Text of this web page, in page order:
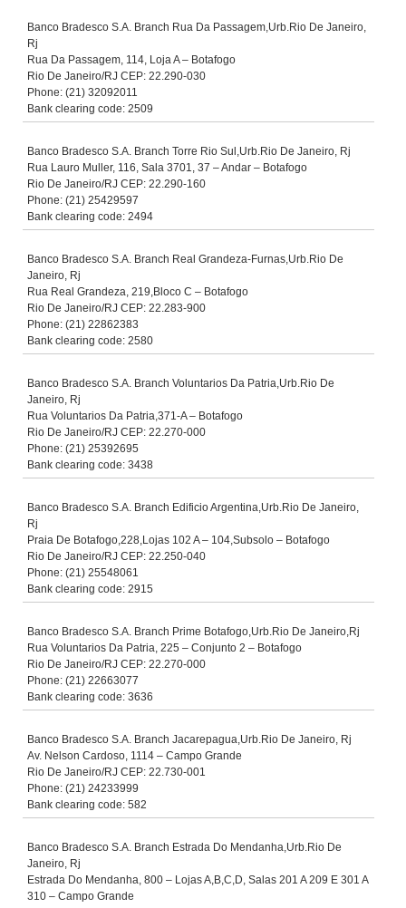
Banco Bradesco S.A. Branch Rua Da Passagem,Urb.Rio De Janeiro,
Rj
Rua Da Passagem, 114, Loja A – Botafogo
Rio De Janeiro/RJ CEP: 22.290-030
Phone: (21) 32092011
Bank clearing code: 2509
Banco Bradesco S.A. Branch Torre Rio Sul,Urb.Rio De Janeiro, Rj
Rua Lauro Muller, 116, Sala 3701, 37 – Andar – Botafogo
Rio De Janeiro/RJ CEP: 22.290-160
Phone: (21) 25429597
Bank clearing code: 2494
Banco Bradesco S.A. Branch Real Grandeza-Furnas,Urb.Rio De
Janeiro, Rj
Rua Real Grandeza, 219,Bloco C – Botafogo
Rio De Janeiro/RJ CEP: 22.283-900
Phone: (21) 22862383
Bank clearing code: 2580
Banco Bradesco S.A. Branch Voluntarios Da Patria,Urb.Rio De
Janeiro, Rj
Rua Voluntarios Da Patria,371-A – Botafogo
Rio De Janeiro/RJ CEP: 22.270-000
Phone: (21) 25392695
Bank clearing code: 3438
Banco Bradesco S.A. Branch Edificio Argentina,Urb.Rio De Janeiro,
Rj
Praia De Botafogo,228,Lojas 102 A – 104,Subsolo – Botafogo
Rio De Janeiro/RJ CEP: 22.250-040
Phone: (21) 25548061
Bank clearing code: 2915
Banco Bradesco S.A. Branch Prime Botafogo,Urb.Rio De Janeiro,Rj
Rua Voluntarios Da Patria, 225 – Conjunto 2 – Botafogo
Rio De Janeiro/RJ CEP: 22.270-000
Phone: (21) 22663077
Bank clearing code: 3636
Banco Bradesco S.A. Branch Jacarepagua,Urb.Rio De Janeiro, Rj
Av. Nelson Cardoso, 1114 – Campo Grande
Rio De Janeiro/RJ CEP: 22.730-001
Phone: (21) 24233999
Bank clearing code: 582
Banco Bradesco S.A. Branch Estrada Do Mendanha,Urb.Rio De
Janeiro, Rj
Estrada Do Mendanha, 800 – Lojas A,B,C,D, Salas 201 A 209 E 301 A
310 – Campo Grande